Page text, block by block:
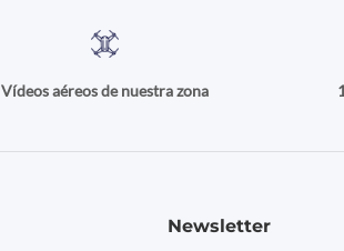
Vídeos aéreos de nuestra zona
Newsletter